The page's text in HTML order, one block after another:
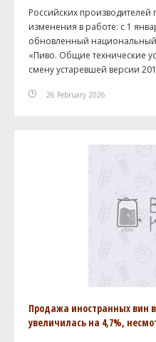
Российских производителей
изменения в работе: с 1
обновленный
«Пиво. Общие технические
смену устаревшей версии
26 February 2026
Продажа иностранных вин
увеличилась на 4,7%,